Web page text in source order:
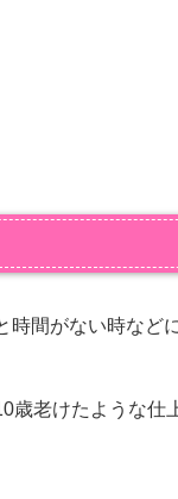
時間がない時など
老けたような仕